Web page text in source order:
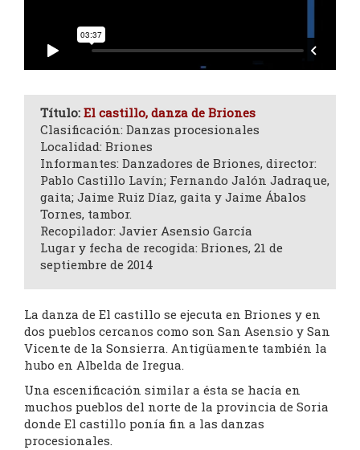
Título: El castillo, danza de Briones
Clasificación: Danzas procesionales
Localidad: Briones
Informantes: Danzadores de Briones, director:
Pablo Castillo Lavín; Fernando Jalón Jadraque,
gaita; Jaime Ruiz Díaz, gaita y Jaime Ábalos
Tornes, tambor.
Recopilador: Javier Asensio García
Lugar y fecha de recogida: Briones, 21 de
septiembre de 2014
La danza de El castillo se ejecuta en Briones y en
dos pueblos cercanos como son San Asensio y San
Vicente de la Sonsierra. Antigüamente también la
hubo en Albelda de Iregua.
Una escenificación similar a ésta se hacía en
muchos pueblos del norte de la provincia de Soria
donde El castillo ponía fin a las danzas
procesionales.